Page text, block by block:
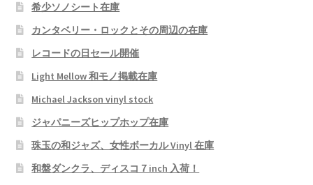
希少ソノシート在庫
カンタベリー・ロックとその周辺の在庫
レコードの日セール開催
Light Mellow 和モノ掲載在庫
Michael Jackson vinyl stock
ジャパニーズヒップホップ在庫
珠玉の和ジャズ、女性ボーカル Vinyl 在庫
和盤ダンクラ、ディスコ７inch 入荷！